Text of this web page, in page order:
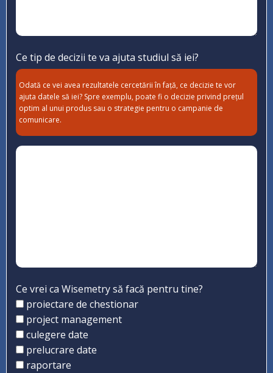
Ce tip de decizii te va ajuta studiul să iei?
Odată ce vei avea rezultatele cercetării în față, ce decizie te vor
ajuta datele să iei? Spre exemplu, poate fi o decizie privind prețul
optim al unui produs sau o strategie pentru o campanie de
comunicare.
Ce vrei ca Wisemetry să facă pentru tine?
proiectare de chestionar
project management
culegere date
prelucrare date
raportare